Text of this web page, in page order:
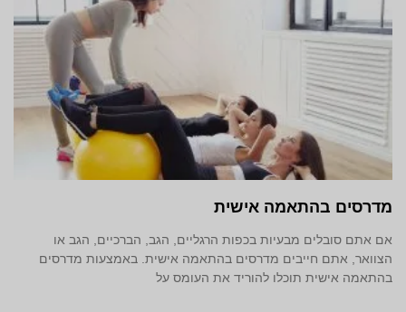
מדרסים בהתאמה אישית
אם אתם סובלים מבעיות בכפות הרגליים, הגב, הברכיים, הגב או
הצוואר, אתם חייבים מדרסים בהתאמה אישית. באמצעות מדרסים
בהתאמה אישית תוכלו להוריד את העומס על